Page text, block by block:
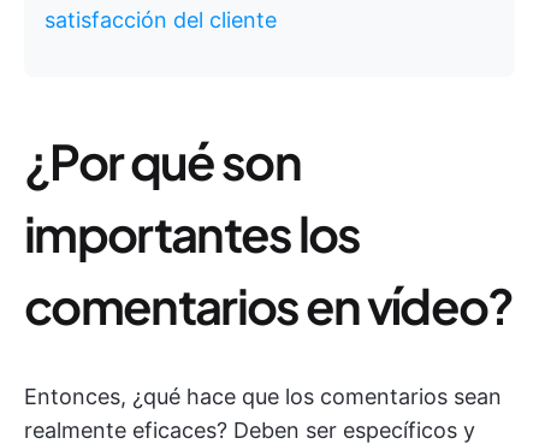
satisfacción del cliente
¿Por qué son
importantes los
comentarios en vídeo?
Entonces, ¿qué hace que los comentarios sean
realmente eficaces? Deben ser específicos y